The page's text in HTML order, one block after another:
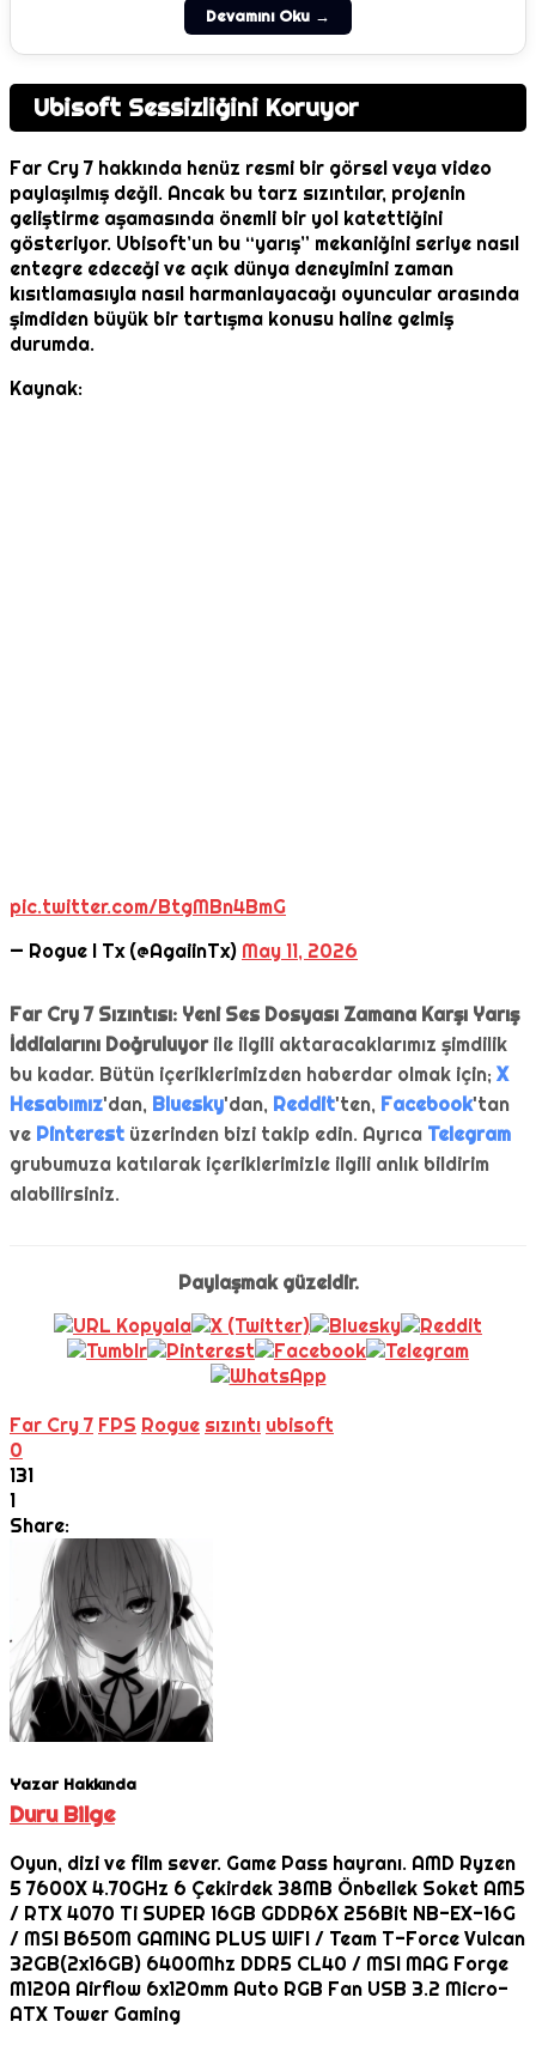
Devamını Oku →
Ubisoft Sessizliğini Koruyor
Far Cry 7 hakkında henüz resmi bir görsel veya video
paylaşılmış değil. Ancak bu tarz sızıntılar, projenin
geliştirme aşamasında önemli bir yol katettiğini
gösteriyor. Ubisoft’un bu “yarış” mekaniğini seriye nasıl
entegre edeceği ve açık dünya deneyimini zaman
kısıtlamasıyla nasıl harmanlayacağı oyuncular arasında
şimdiden büyük bir tartışma konusu haline gelmiş
durumda.
Kaynak:
pic.twitter.com/BtgMBn4BmG
— Rogue I Tx (@AgaiinTx) May 11, 2026
Far Cry 7 Sızıntısı: Yeni Ses Dosyası Zamana Karşı Yarış
İddialarını Doğruluyorile ilgili aktaracaklarımız şimdilik
bu kadar. Bütün içeriklerimizden haberdar olmak için; X
Hesabımız'dan, Bluesky'dan, Reddit'ten, Facebook'tan
ve Pinterest üzerinden bizi takip edin. Ayrıca Telegram
grubumuza katılarak içeriklerimizle ilgili anlık bildirim
alabilirsiniz.
Paylaşmak güzeldir.
Far Cry 7 FPS Rogue sızıntı ubisoft
0
131
1
Share:
Yazar Hakkında
Duru Bilge
Oyun, dizi ve film sever. Game Pass hayranı. AMD Ryzen
5 7600X 4.70GHz 6 Çekirdek 38MB Önbellek Soket AM5
/ RTX 4070 Ti SUPER 16GB GDDR6X 256Bit NB-EX-16G
/ MSI B650M GAMING PLUS WIFI / Team T-Force Vulcan
32GB(2x16GB) 6400Mhz DDR5 CL40 / MSI MAG Forge
M120A Airflow 6x120mm Auto RGB Fan USB 3.2 Micro-
ATX Tower Gaming